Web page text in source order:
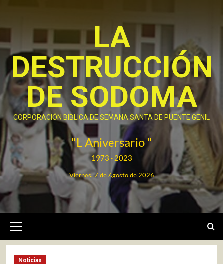
contenido
LA
DESTRUCCIÓN
DE SODOMA
CORPORACIÓN BIBLICA DE SEMANA SANTA DE PUENTE GENIL
"L Aniversario "
1973 - 2023
Viernes, 7 de Agosto de 2026
primario
Noticias